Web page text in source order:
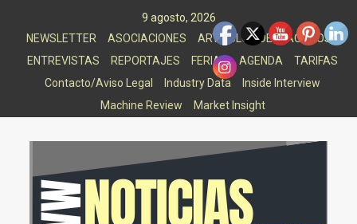
9 agosto, 2026
NEWSLETTER
ASOCIACIONES
ARTICULOS DESTACADOS
ENTREVISTAS
REPORTAJES FERIAS AGENDA
TARIFAS
Contacto/Aviso Legal
Industry Data
Inside Interview
Machine Review
Market Insight